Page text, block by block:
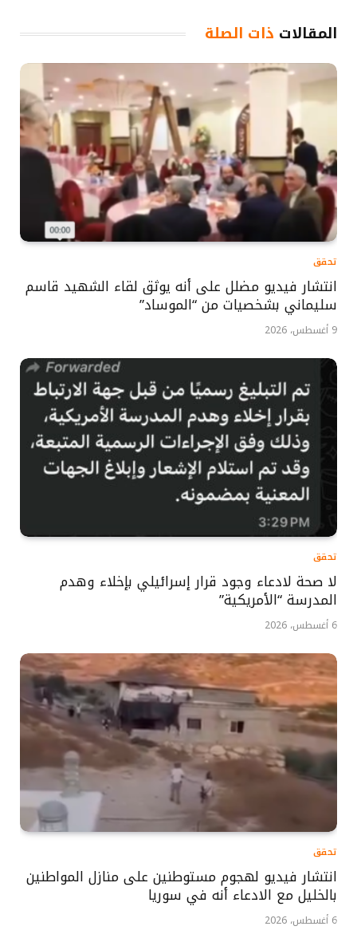
المقالات ذات الصلة
تحقق
انتشار فيديو مضلل على أنه يوثق لقاء الشهيد قاسم
سليماني بشخصيات من “الموساد”
9 أغسطس، 2026
تحقق
لا صحة لادعاء وجود قرار إسرائيلي بإخلاء وهدم
المدرسة “الأمريكية”
6 أغسطس، 2026
تحقق
انتشار فيديو لهجوم مستوطنين على منازل المواطنين
بالخليل مع الادعاء أنه في سوريا
6 أغسطس، 2026